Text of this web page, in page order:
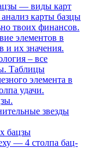
— виды карт
карты базцы
твоих финансов.
элементов в
и их значения.
– все
Таблицы
элемента в
удачи.
звезды
бацзы
— 4 столпа бац-